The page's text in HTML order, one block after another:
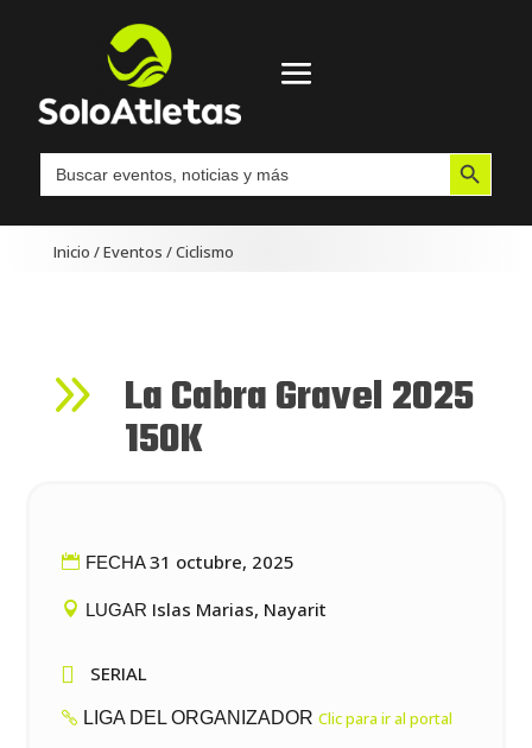
Buscar: Botón de búsqueda
Inicio /Eventos /Ciclismo
9 La Cabra Gravel 2025
150K
FECHA31 octubre, 2025
LUGAR Islas Marias, Nayarit
 SERIAL
LIGA DEL ORGANIZADOR Clic para ir al portal